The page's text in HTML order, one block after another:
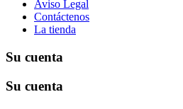
Aviso Legal
Contáctenos
La tienda
Su cuenta
Su cuenta